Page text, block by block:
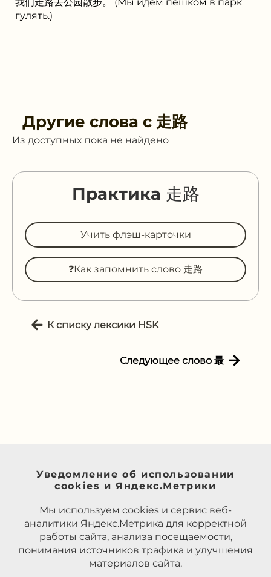
гулять.)
Другие слова с 走路
Из доступных пока не найдено
Практика 走路
Учить флэш-карточки
❓Как запомнить слово 走路
К списку лексики HSK
Следующее слово 最
Уведомление об использовании
cookies и Яндекс.Метрики
Мы используем cookies и сервис веб-
аналитики Яндекс.Метрика для корректной
работы сайта, анализа посещаемости,
понимания источников трафика и улучшения
материалов сайта.